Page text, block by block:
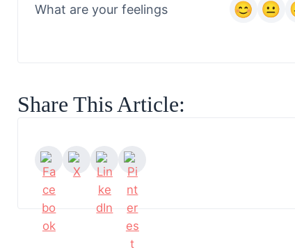
What are your feelings
Share This Article: